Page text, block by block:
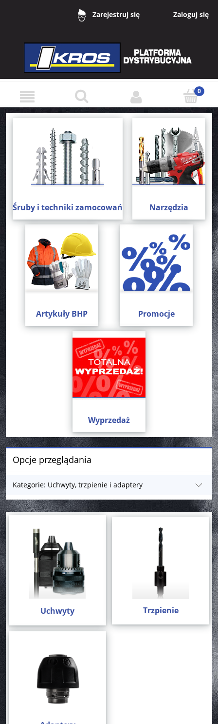
Zarejestruj się Zaloguj się
Śruby i techniki zamocowań Narzędzia
Artykuły BHP Promocje
Wyprzedaż
Opcje przeglądania
Kategorie: Uchwyty, trzpienie i adaptery
Uchwyty Trzpienie